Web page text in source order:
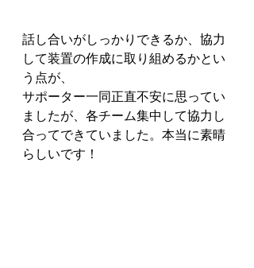
話し合いがしっかりできるか、協力
して装置の作成に取り組めるかとい
う点が、
サポーター一同正直不安に思ってい
ましたが、各チーム集中して協力し
合ってできていました。本当に素晴
らしいです！